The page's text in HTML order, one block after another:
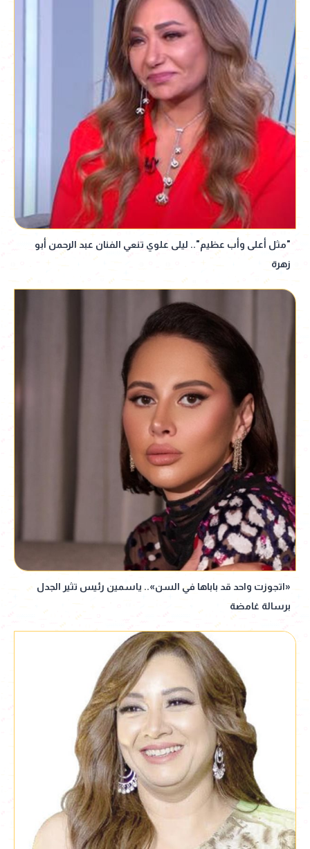
"مثل أعلى وأب عظيم".. ليلى علوي تنعي الفنان عبد الرحمن أبو
زهرة
«اتجوزت واحد قد باباها في السن».. ياسمين رئيس تثير الجدل
برسالة غامضة